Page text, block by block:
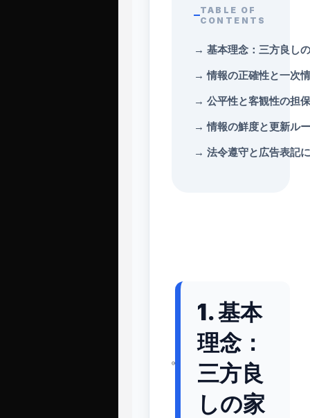
TABLE OF
CONTENTS
→ 基本理念：三方良し
→情報の正確性と一次
→ 公平性と客観性の担保
→情報の鮮度と更新ル
→ 法令遵守と広告表記
1. 基本
理念：
三方良
しの家